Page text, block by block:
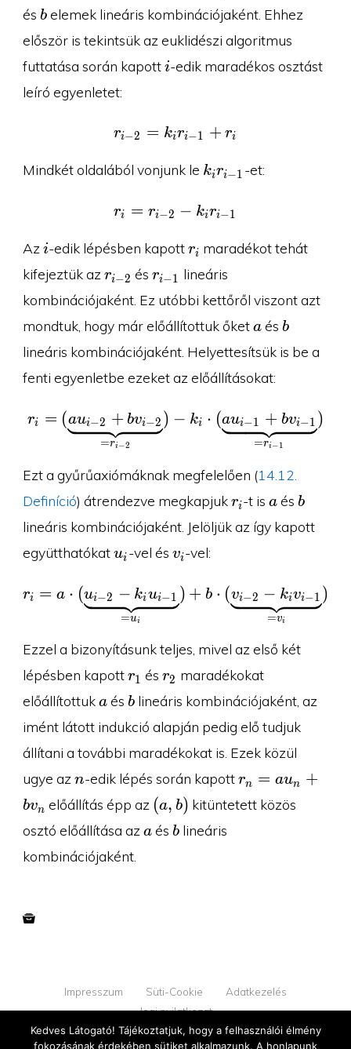
és b
belemek lineáris kombinációjaként. Ehhez
először is tekintsük az euklidészi algoritmus
futtatása során kapotti
i-edik maradékos osztást
leíró egyenletet:
r_{i-2}=k_ir_{i-1}+r_i
ri−2 = kiri−1 + ri
Mindkét oldalából vonjunk le k_ir_{i-
kiri−1 -et:
r_i=r_{i-2}-k_ir_{i-1}
ri = ri−2 − kiri−1
Azi
i-edik lépésben kapottr_i
ri maradékot tehát
kifejeztük azr_{i-
2}
ri−2 ésr_{i-
1}
ri−1 lineáris
kombinációjaként. Ez utóbbi kettőről viszont azt
mondtuk, hogy már előállítottuk őketa
aés b
b
lineáris kombinációjaként. Helyettesítsük is be a
fenti egyenletbe ezeket az előállításokat:
ri = (
=ri−2
aui−2 + bvi−2 ) − ki ⋅ (
=ri−1
aui−1 + bvi−1 )
Ezt a gyűrűaxiómáknak megfelelően (14.12.
Definíció) átrendezve megkapjukr_i
ri-t isa
a ésb
b
lineáris kombinációjaként. Jelöljük az így kapott
együtthatókatu_i
ui -vel és v_i
vi-vel:
r_i=a\cdot
ri = a ⋅ (
=ui
ui−2 − kiui−1 ) + b ⋅ (
=vi
vi−2 − kivi−1 )
Ezzel a bizonyításunk teljes, mivel az első két
lépésben kapottr_1
r1 ésr_2
r2 maradékokat
előállítottuka
aés b
blineáris kombinációjaként, az
imént látott indukció alapján pedig elő tudjuk
állítani a további maradékokat is. Ezek közül
ugye azn
n-edik lépés során kapott rn = aun +
bvn előállítás épp az (a,b)
(a, b) kitüntetett közös
osztó előállítása aza
aés b
blineáris
kombinációjaként.
Impresszum Süti-Cookie
Adatkezelés
Jogi nyilatkozat
Kedves Látogató! Tájékoztatjuk, hogy a felhasználói élmény
fokozásának érdekében sütiket alkalmazunk. A honlapunk